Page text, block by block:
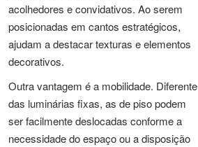
acolhedores e convidativos. Ao serem
posicionadas em cantos estratégicos,
ajudam a destacar texturas e elementos
decorativos.
Outra vantagem é a mobilidade. Diferente
das luminárias fixas, as de piso podem
ser facilmente deslocadas conforme a
necessidade do espaço ou a disposição